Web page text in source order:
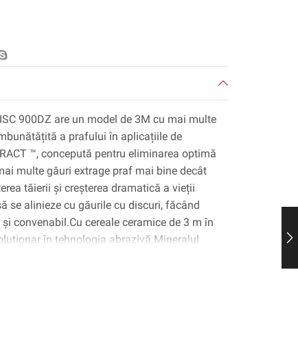
900DZ are un model de 3M cu mai multe
a prafului în aplicațiile de
™, concepută pentru eliminarea optimă
multe găuri extrage praf mai bine decât
tăierii și creșterea dramatică a vieții
se alinieze cu găurile cu discuri, făcând
convenabil.Cu cereale ceramice de 3 m în
în tehnologia abrazivă.Mineralul
greutate oferă rezistență la lacrimă